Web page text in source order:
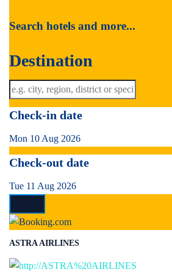
Search hotels and more...
Destination
Check-in date
Mon 10 Aug 2026
Check-out date
Tue 11 Aug 2026
ASTRA AIRLINES